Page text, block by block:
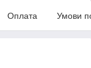
Оплата Умови